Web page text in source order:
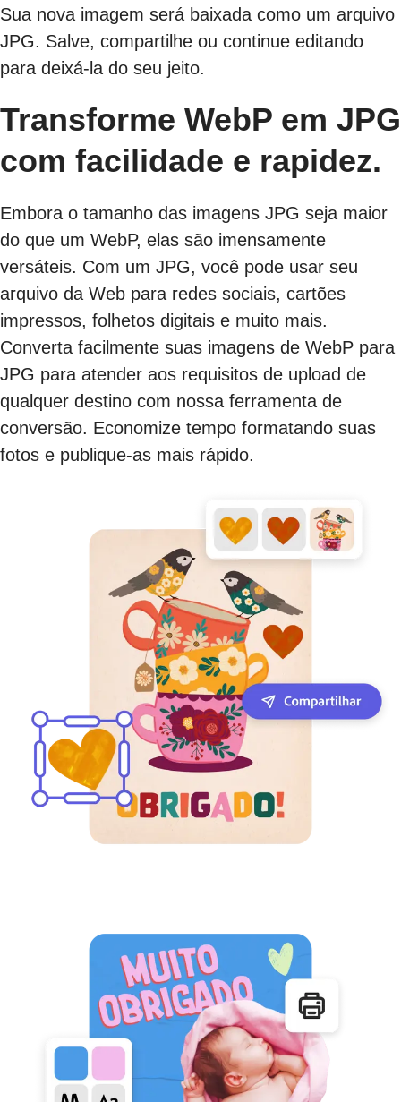
Sua nova imagem será baixada como um arquivo
JPG. Salve, compartilhe ou continue editando
para deixá-la do seu jeito.
Transforme WebP em JPG
com facilidade e rapidez.
Embora o tamanho das imagens JPG seja maior
do que um WebP, elas são imensamente
versáteis. Com um JPG, você pode usar seu
arquivo da Web para redes sociais, cartões
impressos, folhetos digitais e muito mais.
Converta facilmente suas imagens de WebP para
JPG para atender aos requisitos de upload de
qualquer destino com nossa ferramenta de
conversão. Economize tempo formatando suas
fotos e publique-as mais rápido.